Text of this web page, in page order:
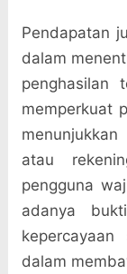
Pendapatan
dalam
penghasilan
memperkuat
atau
pengguna
adanya
dalam